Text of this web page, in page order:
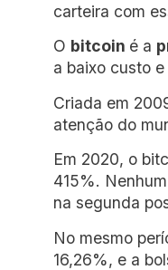
carteira com
O bitcoin é a
a baixo custo
Criada em
atenção do
Em 2020, o
415%.
na segunda
No mesmo
16,26%, e a